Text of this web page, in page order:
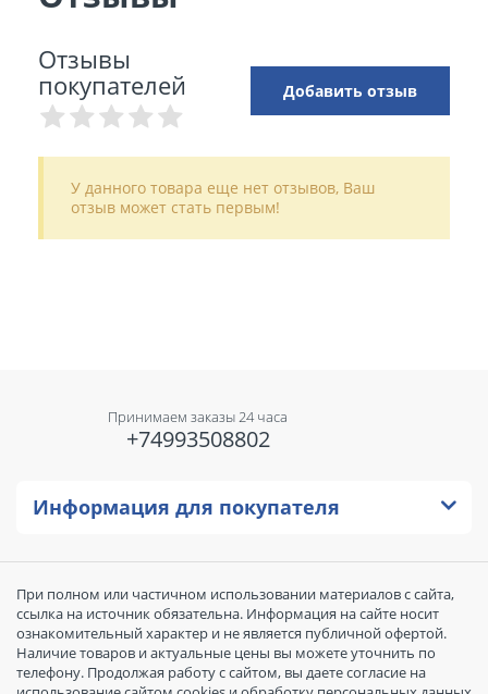
Отзывы
покупателей
Добавить отзыв
У данного товара еще нет отзывов, Ваш
отзыв может стать первым!
Принимаем заказы 24 часа
+74993508802
Информация для покупателя
При полном или частичном использовании материалов с сайта,
ссылка на источник обязательна. Информация на сайте носит
ознакомительный характер и не является публичной офертой.
Наличие товаров и актуальные цены вы можете уточнить по
телефону. Продолжая работу с сайтом, вы даете согласие на